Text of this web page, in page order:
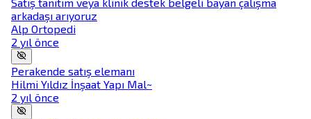
arkadaşı arıyoruz
Alp Ortopedi
2 yıl önce
Perakende satış elemanı
Hilmi Yıldız İnşaat Yapı Mal~
2 yıl önce